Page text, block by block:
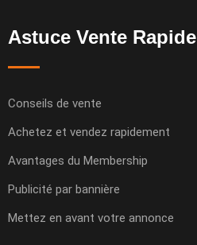
Astuce Vente Rapide
Conseils de vente
Achetez et vendez rapidement
Avantages du Membership
Publicité par bannière
Mettez en avant votre annonce